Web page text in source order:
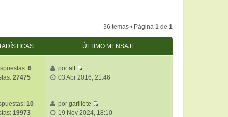
36 temas • Página 1 de 1
ÚLTIMO MENSAJE
6
27475
poralt
V
r
ú
l
03 Abr 2016, 21:46
10
19973
porgarillete
V
19 Nov 2024, 18:10